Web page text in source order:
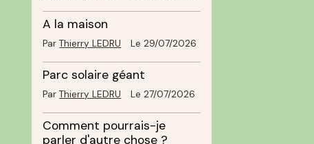
A la maison
ParThierry LEDRU Le 29/07/2026
Parc solaire géant
ParThierry LEDRU Le 27/07/2026
Comment pourrais-je
parler d'autre chose ?